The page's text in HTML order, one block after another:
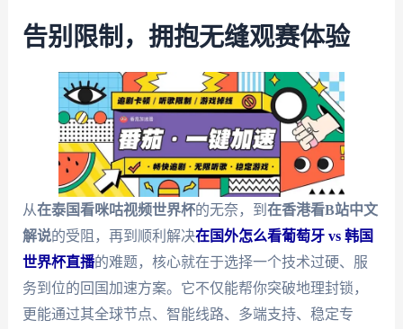
告别限制，拥抱无缝观赛体验
从在泰国看咪咕视频世界杯的无奈，到 在香港看B站中文
解说的受阻，再到顺利解决在国外怎么看葡萄牙 vs 韩国
世界杯直播的难题，核心就在于选择一个技术过硬、服
务到位的回国加速方案。它不仅能帮你突破地理封锁，
更能通过其全球节点、智能线路、多端支持、稳定专